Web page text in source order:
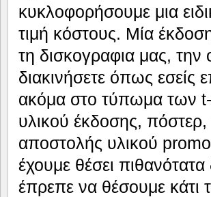
κυκλοφορήσουμε μια
τιμή κόστους. Μία
τη δισκογραφια μας, την
διακινήσετε όπως εσείς
ακόμα στο τύπωμα των
υλικού έκδοσης,
αποστολής υλικού
έχουμε θέσει
έπρεπε να θέσουμε κάτι